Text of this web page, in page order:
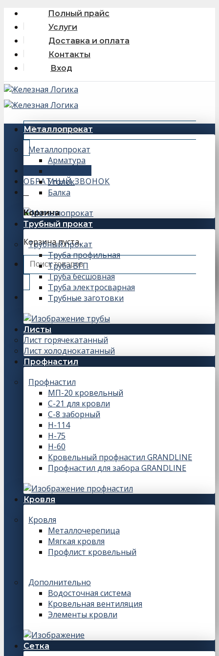
Skip
content
Полный прайс
Услуги
Доставка и оплата
Контакты
Вход
Искать:
+7 (343) 243-56-66
ОБРАТНЫЙ ЗВОНОК
Корзина
Корзина пуста.
Искать:
Металлопрокат
Металлопрокат
Арматура
Уголок
Балка
Трубный прокат
Трубный прокат
Труба профильная
Труба ВГП
Труба бесшовная
Труба электросварная
Трубные заготовки
Листы
Лист горячекатанный
Лист холоднокатанный
Профнастил
Профнастил
МП-20 кровельный
С-21 для кровли
С-8 заборный
Н-114
Н-75
Н-60
Кровельный профнастил GRANDLINE
Профнастил для забора GRANDLINE
Кровля
Кровля
Металлочерепица
Мягкая кровля
Профлист кровельный
Дополнительно
Водосточная система
Кровельная вентиляция
Элементы кровли
Сетка